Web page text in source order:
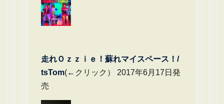
走れＯｚｚｉｅ！蘇れマイスペース！/
tsTom(←クリック） 2017年6月17日発
売